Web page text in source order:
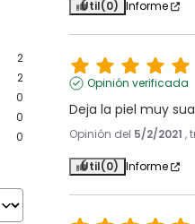
2
2
0
0
0
Útil(0) Informe
Opinión verificada
Deja la piel muy
Opinión del 5/2/2021 ,
Útil(0) Informe